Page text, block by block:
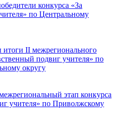
конкурса «За
по Центральному
II межрегионального
подвиг учителя» по
округу
этап конкурса
учителя» по Приволжскому